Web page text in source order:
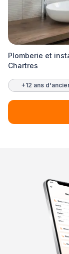
Plomberie et
Chartres
+12 ans